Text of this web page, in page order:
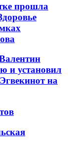
прошла
и установил
на